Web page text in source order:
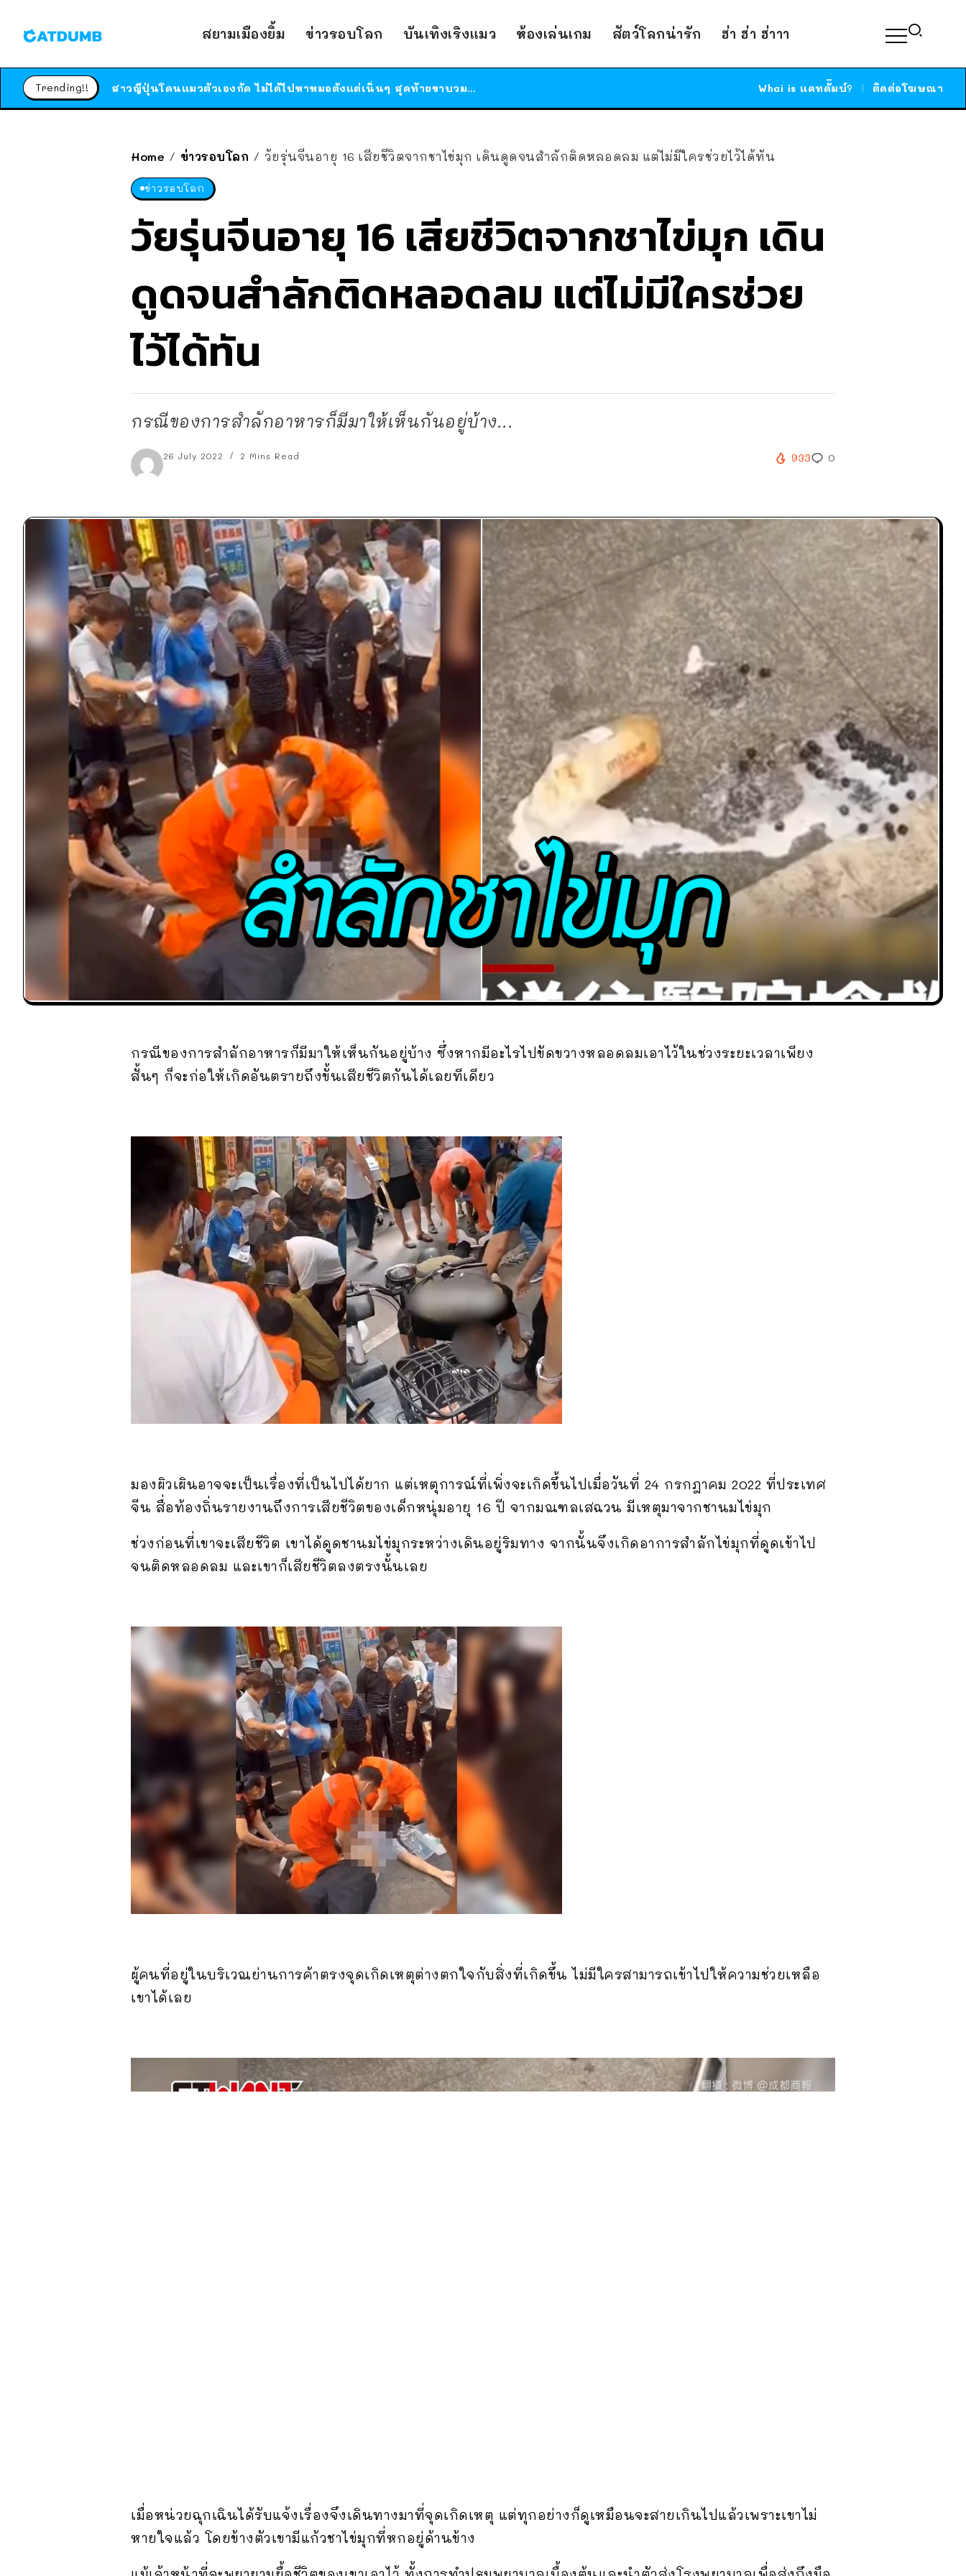
สยามเมืองยิ้ม ข่าวรอบโลก บันเทิงเริงแมว ห้องเล่นเกม สัตว์โลกน่ารัก ฮ่า ฮ่า ฮ่าาา
Trending!!
ร้านอาหารในนิวยอร์กประกาศปิดตัวลง หลังอยู่มานานกว่า 45 ปี ติดป้ายขอบคุณลูกค้าทุกคน แถมสูตรทำไวท์ซอสให้แบบจัดเต็ม
ได้เวลาเด็กหนวดรวมตัว RF Online Next เปิดให้เล่นแล้ว เกม Sci-Fi MMORPG ระดับตำนาน เล่นได้ทั้งมือถือและ PC Whai is แคทดั๊มบ์? ติดต่อโฆษณา
Home / ข่าวรอบโลก / วัยรุ่นจีนอายุ 16 เสียชีวิตจากชาไข่มุก เดินดูดจนสำลักติดหลอดลม แต่ไม่มีใครช่วยไว้ได้ทัน
ข่าวรอบโลก
วัยรุ่นจีนอายุ 16 เสียชีวิตจากชาไข่มุก เดิน
ดูดจนสำลักติดหลอดลม แต่ไม่มีใครช่วย
ไว้ได้ทัน
กรณีของการสำลักอาหารก็มีมาให้เห็นกันอยู่บ้าง...
26 July 2022 2 Mins Read 933 0
กรณีของการสำลักอาหารก็มีมาให้เห็นกันอยู่บ้าง ซึ่งหากมีอะไรไปขัดขวางหลอดลมเอาไว้ในช่วงระยะเวลาเพียง
สั้นๆ ก็จะก่อให้เกิดอันตรายถึงขั้นเสียชีวิตกันได้เลยทีเดียว
มองผิวเผินอาจจะเป็นเรื่องที่เป็นไปได้ยาก แต่เหตุการณ์ที่เพิ่งจะเกิดขึ้นไปเมื่อวันที่ 24 กรกฎาคม 2022 ที่ประเทศ
จีน สื่อท้องถิ่นรายงานถึงการเสียชีวิตของเด็กหนุ่มอายุ 16 ปี จากมณฑลเสฉวน มีเหตุมาจากชานมไข่มุก
ช่วงก่อนที่เขาจะเสียชีวิต เขาได้ดูดชานมไข่มุกระหว่างเดินอยู่ริมทาง จากนั้นจึงเกิดอาการสำลักไข่มุกที่ดูดเข้าไป
จนติดหลอดลม และเขาก็เสียชีวิตลงตรงนั้นเลย
ผู้คนที่อยู่ในบริเวณย่านการค้าตรงจุดเกิดเหตุต่างตกใจกับสิ่งที่เกิดขึ้น ไม่มีใครสามารถเข้าไปให้ความช่วยเหลือ
เขาได้เลย
เมื่อหน่วยฉุกเฉินได้รับแจ้งเรื่องจึงเดินทางมาที่จุดเกิดเหตุ แต่ทุกอย่างก็ดูเหมือนจะสายเกินไปแล้วเพราะเขาไม่
หายใจแล้ว โดยข้างตัวเขามีแก้วชาไข่มุกที่หกอยู่ด้านข้าง